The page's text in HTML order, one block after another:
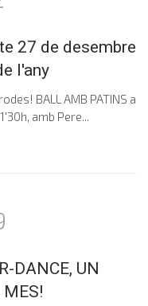
27 de desembre
l'any
BALL AMB PATINS a
amb Pere...
DANCE, UN